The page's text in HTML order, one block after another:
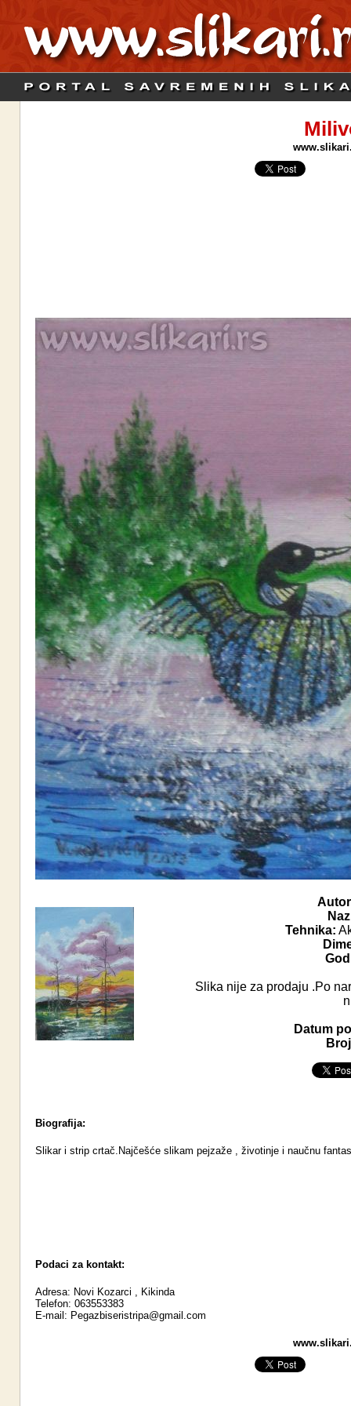
Tehnika:
Slika nije za prodaju .Po
Datum
Biografija:
Slikar i strip crtač.Najčešće slikam pejzaže , životinje i naučnu
Podaci za kontakt:
Adresa: Novi Kozarci , Kikinda
Telefon: 063553383
E-mail: Pegazbiseristripa@gmail.com